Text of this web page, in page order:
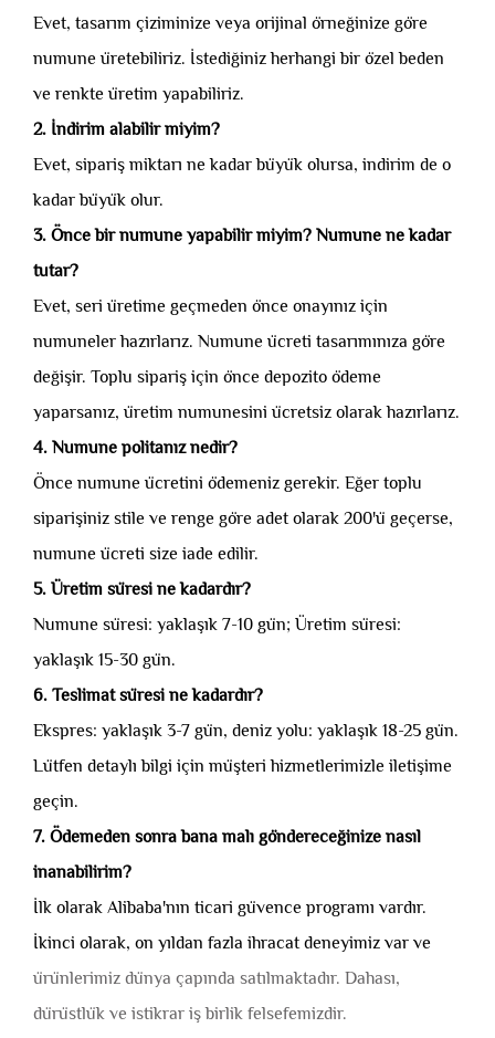
Evet, tasarım çiziminize veya orijinal örneğinize göre
numune üretebiliriz. İstediğiniz herhangi bir özel beden
ve renkte üretim yapabiliriz.
2. İndirim alabilir miyim?
Evet, sipariş miktarı ne kadar büyük olursa, indirim de o
kadar büyük olur.
3. Önce bir numune yapabilir miyim? Numune ne kadar
tutar?
Evet, seri üretime geçmeden önce onayınız için
numuneler hazırlarız. Numune ücreti tasarımınıza göre
değişir. Toplu sipariş için önce depozito ödeme
yaparsanız, üretim numunesini ücretsiz olarak hazırlarız.
4. Numune politanız nedir?
Önce numune ücretini ödemeniz gerekir. Eğer toplu
siparişiniz stile ve renge göre adet olarak 200'ü geçerse,
numune ücreti size iade edilir.
5. Üretim süresi ne kadardır?
Numune süresi: yaklaşık 7-10 gün; Üretim süresi:
yaklaşık 15-30 gün.
6. Teslimat süresi ne kadardır?
Ekspres: yaklaşık 3-7 gün, deniz yolu: yaklaşık 18-25 gün.
Lütfen detaylı bilgi için müşteri hizmetlerimizle iletişime
geçin.
7. Ödemeden sonra bana malı göndereceğinize nasıl
inanabilirim?
İlk olarak Alibaba'nın ticari güvence programı vardır.
İkinci olarak, on yıldan fazla ihracat deneyimiz var ve
ürünlerimiz dünya çapında satılmaktadır. Dahası,
dürüstlük ve istikrar iş birlik felsefemizdir.